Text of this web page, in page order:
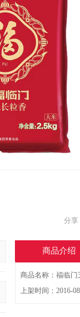
分享
商品介绍
商品名称：福临门
上架时间：2016-